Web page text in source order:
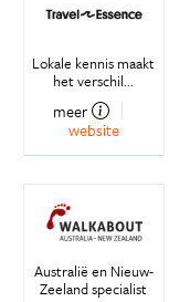
Lokale kennis maakt
het verschil...
meer
website
Australië en Nieuw-
Zeeland specialist